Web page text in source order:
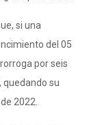
si una
del 05
por seis
quedando su
2022.